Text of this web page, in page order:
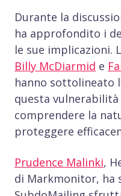
Durante la
ha approfondito i
le sue implicazioni.
Billy McDiarmid e
hanno sottolineato
questa
comprendere la
proteggere
Prudence Malinki,
di Markmonitor, ha